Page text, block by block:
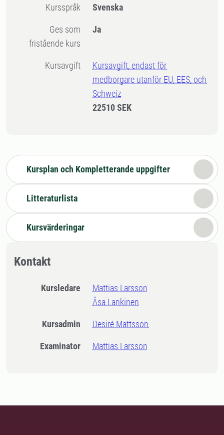
Kursspråk Svenska
Ges som
fristående kurs
Ja
Kursavgift
Kursavgift, endast för
medborgare utanför EU, EES, och
Schweiz
22510 SEK
Kursplan och Kompletterande uppgifter
Litteraturlista
Kursvärderingar
Kontakt
Kursledare
Mattias Larsson
Åsa Lankinen
Kursadmin Desiré Mattsson
Examinator Mattias Larsson